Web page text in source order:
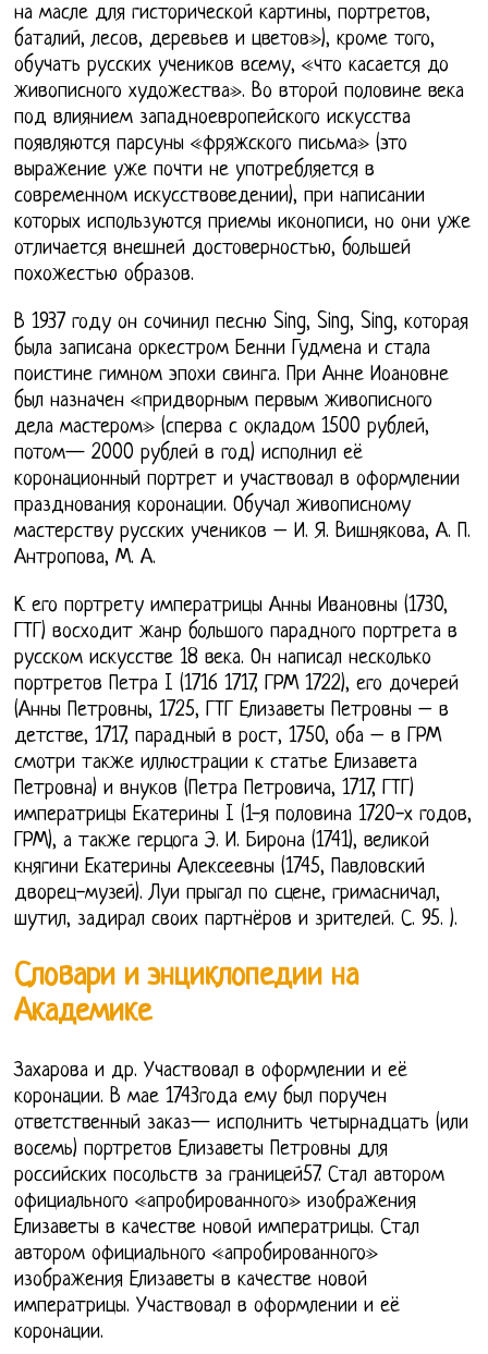
на масле для гисторической картины, портретов,
баталий, лесов, деревьев и цветов»), кроме того,
обучать русских учеников всему, «что касается до
живописного художества». Во второй половине века
под влиянием западноевропейского искусства
появляются парсуны «фряжского письма» (это
выражение уже почти не употребляется в
современном искусствоведении), при написании
которых используются приемы иконописи, но они уже
отличается внешней достоверностью, большей
похожестью образов.
В 1937 году он сочинил песню Sing, Sing, Sing, которая
была записана оркестром Бенни Гудмена и стала
поистине гимном эпохи свинга. При Анне Иоановне
был назначен «придворным первым живописного
дела мастером» (сперва с окладом 1500 рублей,
потом— 2000 рублей в год) исполнил её
коронационный портрет и участвовал в оформлении
празднования коронации. Обучал живописному
мастерству русских учеников – И. Я. Вишнякова, А. П.
Антропова, М. А.
К его портрету императрицы Анны Ивановны (1730,
ГТГ) восходит жанр большого парадного портрета в
русском искусстве 18 века. Он написал несколько
портретов Петра I (1716 1717, ГРМ 1722), его дочерей
(Анны Петровны, 1725, ГТГ Елизаветы Петровны – в
детстве, 1717, парадный в рост, 1750, оба – в ГРМ
смотри также иллюстрации к статье Елизавета
Петровна) и внуков (Петра Петровича, 1717, ГТГ)
императрицы Екатерины I (1-я половина 1720-х годов,
ГРМ), а также герцога Э. И. Бирона (1741), великой
княгини Екатерины Алексеевны (1745, Павловский
дворец-музей). Луи прыгал по сцене, гримасничал,
шутил, задирал своих партнёров и зрителей. С. 95. ).
Словари и энциклопедии на
Академике
Захарова и др. Участвовал в оформлении и её
коронации. В мае 1743года ему был поручен
ответственный заказ— исполнить четырнадцать (или
восемь) портретов Елизаветы Петровны для
российских посольств за границей57. Стал автором
официального «апробированного» изображения
Елизаветы в качестве новой императрицы. Стал
автором официального «апробированного»
изображения Елизаветы в качестве новой
императрицы. Участвовал в оформлении и её
коронации.